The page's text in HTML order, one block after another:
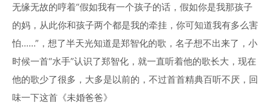
无缘无故的哼着“假如我有一个孩子的话，假如你是我那孩子
的妈，从此你和孩子两个都是我的牵挂，你可知道我有多么害
怕......”，想了半天光知道是郑智化的歌，名子想不出来了，小
时候一首“水手”认识了郑智化，就一直听着他的歌长大，现在
他的歌少了很多，大多是以前的，不过首首精典百听不厌，回
味一下这首《未婚爸爸》